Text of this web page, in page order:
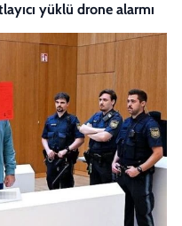
yüklü drone alarmı